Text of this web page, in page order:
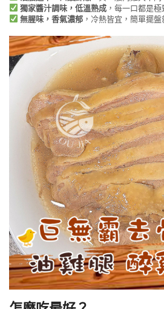
獨家醬汁調味，低溫熟成，每一口都是極
無腥味，香氣濃郁，冷熱皆宜，簡單擺盤